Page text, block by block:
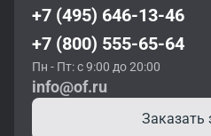
+7 (495) 646-13-46
+7 (800) 555-65-64
Пн - Пт: с 9:00 до 20:00
info@of.ru
Заказать